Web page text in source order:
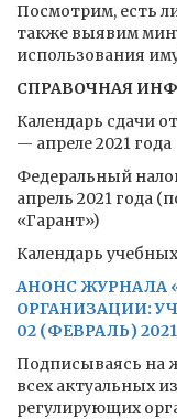
Посмотрим, есть
также выявим
использования
СПРАВОЧНАЯ
Календарь сдачи
— апреле 2021 года
Федеральный
апрель 2021 года
«Гарант»)
Календарь
АНОНС ЖУРНАЛА
ОРГАНИЗАЦИИ:
02 (ФЕВРАЛЬ) 2021
Подписываясь на
всех актуальных
регулирующих